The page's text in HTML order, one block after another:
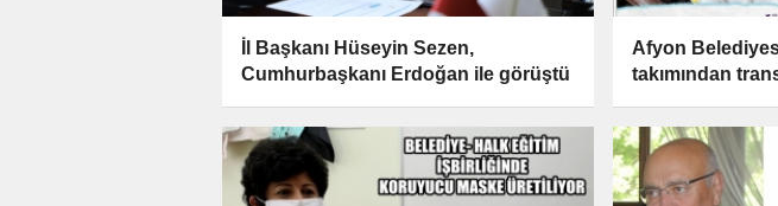
İl Başkanı Hüseyin Sezen,
Cumhurbaşkanı Erdoğan ile görüştü
Afyon
takımından